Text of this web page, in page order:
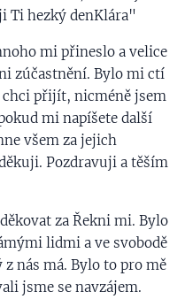
Ti hezký denKlára"
mi přineslo a velice
zúčastnění. Bylo mi ctí
chci přijít, nicméně jsem
mi napíšete další
všem za jejich
Pozdravuji a těším
za Řekni mi. Bylo
lidmi a ve svobodě
nás má. Bylo to pro mě
jsme se navzájem.